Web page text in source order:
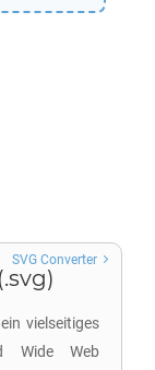
vielseitiges
Wide Web
SVG Converter